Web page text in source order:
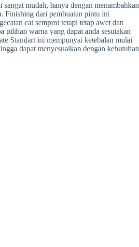
mudah, hanya dengan menambahkan
Finishing dari pembuatan pintu ini
cat semprot tetapi tetap awet dan
pilihan warna yang dapat anda sesuiakan
Standart ini mempunyai ketebalan mulai
dapat menyesuaikan dengan kebutuhan